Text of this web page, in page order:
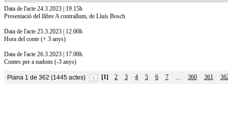
Data de l'acte 24.3.2023 | 19.15h
Presentació del llibre A contrallum, de Lluís Bosch
Data de l'acte 25.3.2023 | 12.00h
Hora del conte (+ 3 anys)
Data de l'acte 26.3.2023 | 17.00h
Contes per a nadons (-3 anys)
Plana 1 de 362 (1445 actes) [1] 2 3 4 5 6 7 … 360 361